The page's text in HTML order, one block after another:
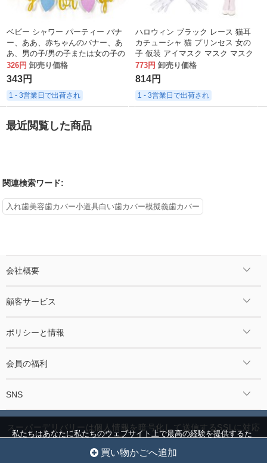
ベビー シャワー パーティー バナ
ー、ああ、赤ちゃんのバナー、あ
あ、男の子/男の子または女の子の
旗
326円 卸売り価格
343円
1 - 3営業日で出荷され
ハロウィン ブラック レース 猫耳
カチューシャ 猫 プリンセス 女の
子 仮装 アイマスク マスク マスク
773円 卸売り価格
814円
1 - 3営業日で出荷され
最近閲覧した商品
関連検索ワード:
入れ歯美容歯カバー小道具白い歯カバー模擬義歯カバー
買い物かごへ追加
会社概要
顧客サービス
ポリシーと情報
会員の福利
SNS
スーパーデリバリーは個人情報を暗号化して送信するSSLに対応
しています。
©2024 Jcnmall.com All Rights Reserved.
私たちはあなたに私たちのウェブサイト上で最高の経験を提供するた
クッキー設定